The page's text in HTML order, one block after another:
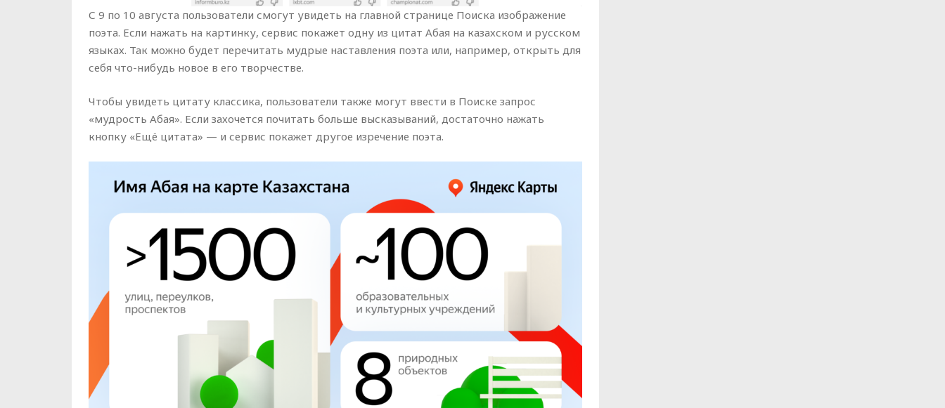
С 9 по 10 августа пользователи смогут увидеть на главной странице Поиска изображение
поэта. Если нажать на картинку, сервис покажет одну из цитат Абая на казахском и русском
языках. Так можно будет перечитать мудрые наставления поэта или, например, открыть для
себя что-нибудь новое в его творчестве.
Чтобы увидеть цитату классика, пользователи также могут ввести в Поиске запрос
«мудрость Абая». Если захочется почитать больше высказываний, достаточно нажать
кнопку «Ещё цитата» — и сервис покажет другое изречение поэта.